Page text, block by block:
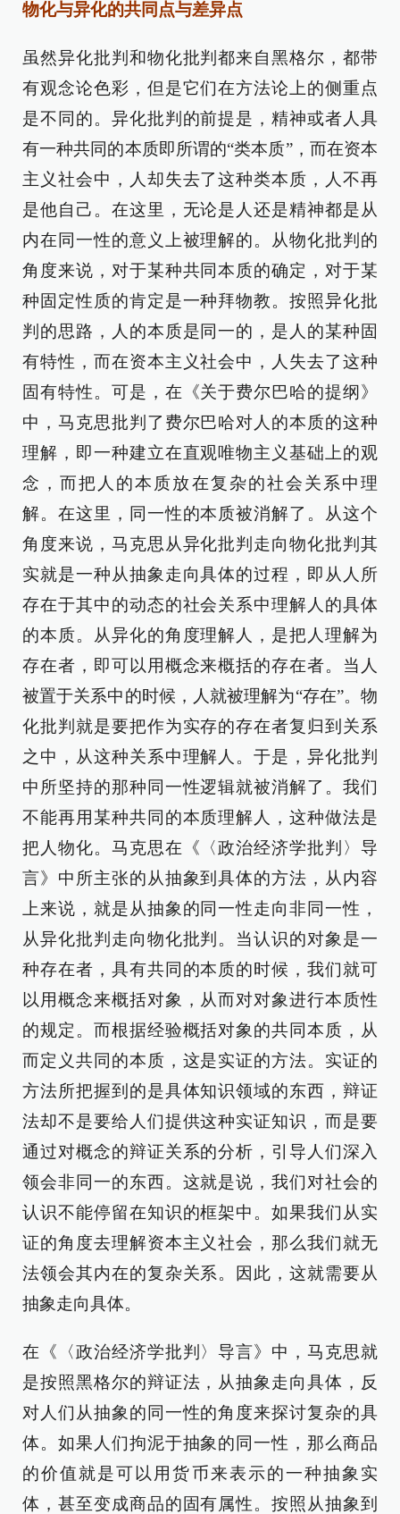
物化与异化的共同点与差异点
虽然异化批判和物化批判都来自黑格尔，都带
有观念论色彩，但是它们在方法论上的侧重点
是不同的。异化批判的前提是，精神或者人具
有一种共同的本质即所谓的“类本质”，而在资本
主义社会中，人却失去了这种类本质，人不再
是他自己。在这里，无论是人还是精神都是从
内在同一性的意义上被理解的。从物化批判的
角度来说，对于某种共同本质的确定，对于某
种固定性质的肯定是一种拜物教。按照异化批
判的思路，人的本质是同一的，是人的某种固
有特性，而在资本主义社会中，人失去了这种
固有特性。可是，在《关于费尔巴哈的提纲》
中，马克思批判了费尔巴哈对人的本质的这种
理解，即一种建立在直观唯物主义基础上的观
念，而把人的本质放在复杂的社会关系中理
解。在这里，同一性的本质被消解了。从这个
角度来说，马克思从异化批判走向物化批判其
实就是一种从抽象走向具体的过程，即从人所
存在于其中的动态的社会关系中理解人的具体
的本质。从异化的角度理解人，是把人理解为
存在者，即可以用概念来概括的存在者。当人
被置于关系中的时候，人就被理解为“存在”。物
化批判就是要把作为实存的存在者复归到关系
之中，从这种关系中理解人。于是，异化批判
中所坚持的那种同一性逻辑就被消解了。我们
不能再用某种共同的本质理解人，这种做法是
把人物化。马克思在《〈政治经济学批判〉导
言》中所主张的从抽象到具体的方法，从内容
上来说，就是从抽象的同一性走向非同一性，
从异化批判走向物化批判。当认识的对象是一
种存在者，具有共同的本质的时候，我们就可
以用概念来概括对象，从而对对象进行本质性
的规定。而根据经验概括对象的共同本质，从
而定义共同的本质，这是实证的方法。实证的
方法所把握到的是具体知识领域的东西，辩证
法却不是要给人们提供这种实证知识，而是要
通过对概念的辩证关系的分析，引导人们深入
领会非同一的东西。这就是说，我们对社会的
认识不能停留在知识的框架中。如果我们从实
证的角度去理解资本主义社会，那么我们就无
法领会其内在的复杂关系。因此，这就需要从
抽象走向具体。
在《〈政治经济学批判〉导言》中，马克思就
是按照黑格尔的辩证法，从抽象走向具体，反
对人们从抽象的同一性的角度来探讨复杂的具
体。如果人们拘泥于抽象的同一性，那么商品
的价值就是可以用货币来表示的一种抽象实
体，甚至变成商品的固有属性。按照从抽象到